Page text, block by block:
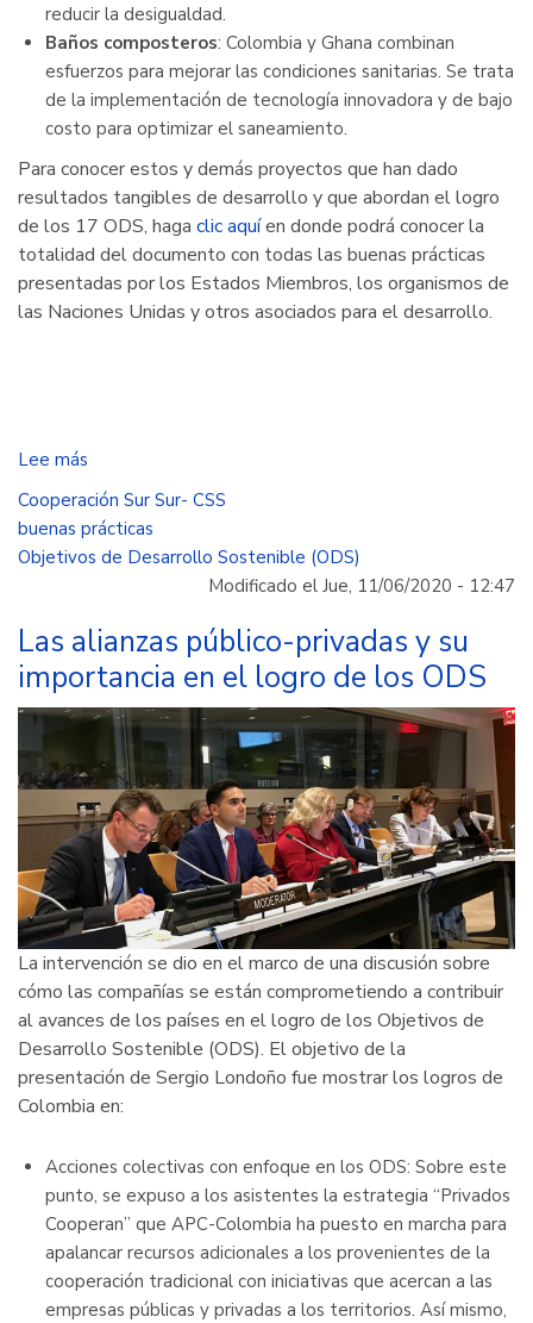
reducir la desigualdad.
Baños composteros: Colombia y Ghana combinan
esfuerzos para mejorar las condiciones sanitarias. Se trata
de la implementación de tecnología innovadora y de bajo
costo para optimizar el saneamiento.
Para conocer estos y demás proyectos que han dado
resultados tangibles de desarrollo y que abordan el logro
de los 17 ODS, haga clic aquíen donde podrá conocer la
totalidad del documento con todas las buenas prácticas
presentadas por los Estados Miembros, los organismos de
las Naciones Unidas y otros asociados para el desarrollo.
Lee más
Madre
Canguro
español
lengua
extranjera,
iniciativas
innovadoras
de
Colombia
reseñadas
en
publicación
de
UNOSSC
Cooperación Sur Sur- CSS
buenas prácticas
Objetivos de Desarrollo Sostenible (ODS)
Modificado el Jue, 11/06/2020 - 12:47
Las alianzas público-privadas y su
importancia en el logro de los ODS
La intervención se dio en el marco de una discusión sobre
cómo las compañías se están comprometiendo a contribuir
al avances de los países en el logro de los Objetivos de
Desarrollo Sostenible (ODS). El objetivo de la
presentación de Sergio Londoño fue mostrar los logros de
Colombia en:
Acciones colectivas con enfoque en los ODS: Sobre este
punto, se expuso a los asistentes la estrategia “Privados
Cooperan” que APC-Colombia ha puesto en marcha para
apalancar recursos adicionales a los provenientes de la
cooperación tradicional con iniciativas que acercan a las
empresas públicas y privadas a los territorios. Así mismo,